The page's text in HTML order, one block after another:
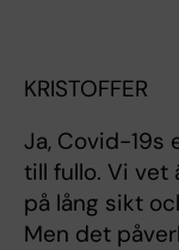
KRISTOFFER
Ja, Covid-19s
till fullo. Vi vet
på lång sikt
Men det